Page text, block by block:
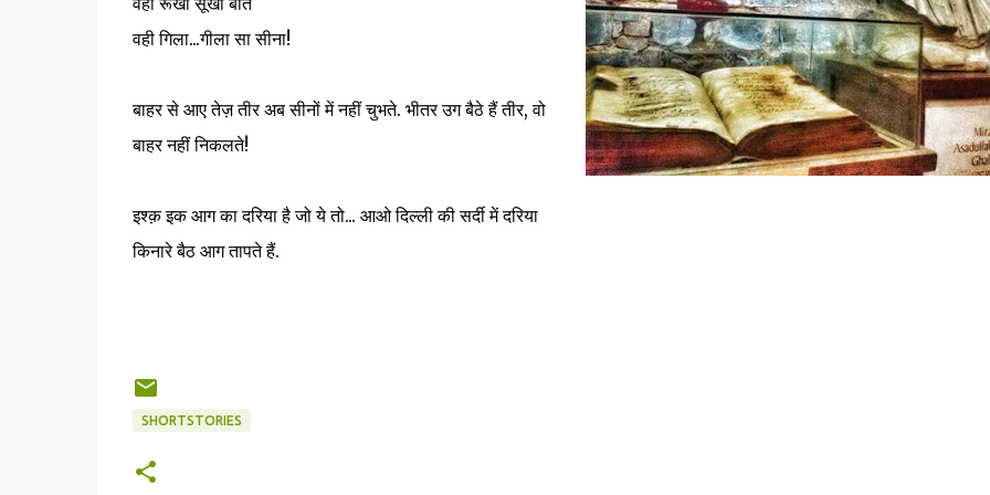
वही गिला...गीला सा सीना!
बाहर से आए तेज़ तीर अब सीनों में नहीं चुभते. भीतर उग बैठे हैं तीर, वो
बाहर नहीं निकलते!
इश्क़ इक आग का दरिया है जो ये तो... आओ दिल्ली की सर्दी में दरिया
किनारे बैठ आग तापते हैं.
SHORTSTORIES